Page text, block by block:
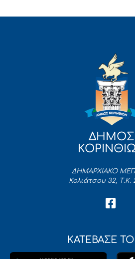
ΔΗΜΟΣ
ΔΗΜΑΡΧΙΑΚΟ
Κολιάτσου 32, Τ.Κ.
ΚΑΤΕΒΑΣΕ ΤΟ